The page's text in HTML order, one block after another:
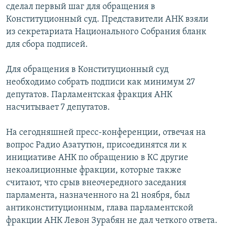
сделал первый шаг для обращения в
Конституционный суд. Представители АНК взяли
из секретариата Национального Собрания бланк
для сбора подписей.
Для обращения в Конституционный суд
необходимо собрать подписи как минимум 27
депутатов. Парламентская фракция АНК
насчитывает 7 депутатов.
На сегодняшней пресс-конференции, отвечая на
вопрос Радио Азатутюн, присоединятся ли к
инициативе АНК по обращению в КС другие
некоалиционные фракции, которые также
считают, что срыв внеочередного заседания
парламента, назначенного на 21 ноября, был
антиконституционным, глава парламентской
фракции АНК Левон Зурабян не дал четкого ответа.